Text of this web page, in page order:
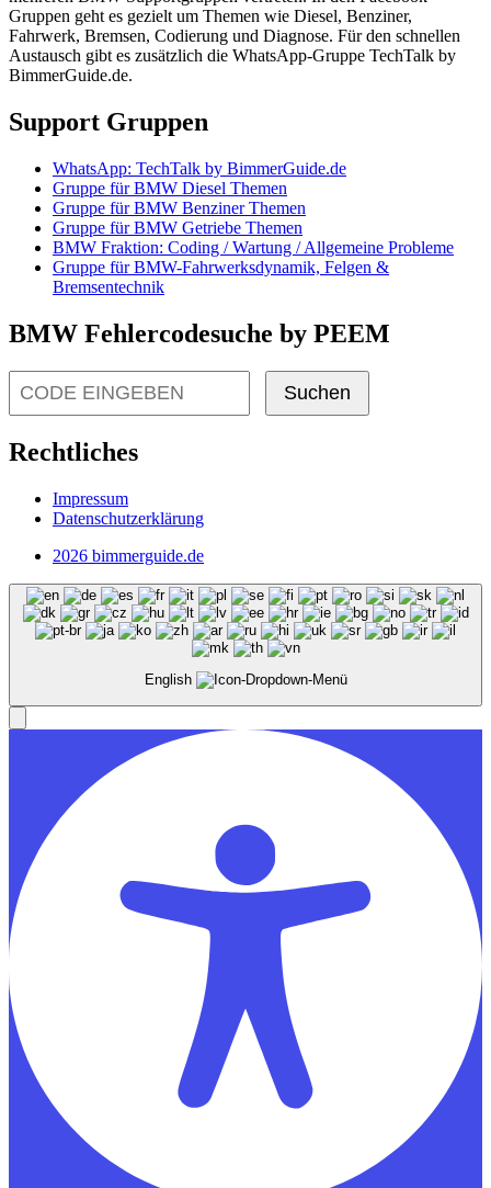
Gruppen geht es gezielt um Themen wie Diesel, Benziner,
Fahrwerk, Bremsen, Codierung und Diagnose. Für den schnellen
Austausch gibt es zusätzlich die WhatsApp-Gruppe TechTalk by
BimmerGuide.de.
Support Gruppen
WhatsApp: TechTalk by BimmerGuide.de
Gruppe für BMW Diesel Themen
Gruppe für BMW Benziner Themen
Gruppe für BMW Getriebe Themen
BMW Fraktion: Coding / Wartung / Allgemeine Probleme
Gruppe für BMW-Fahrwerksdynamik, Felgen &
Bremsentechnik
BMW Fehlercodesuche by PEEM
Suchen
Rechtliches
Impressum
Datenschutzerklärung
2026 bimmerguide.de
English